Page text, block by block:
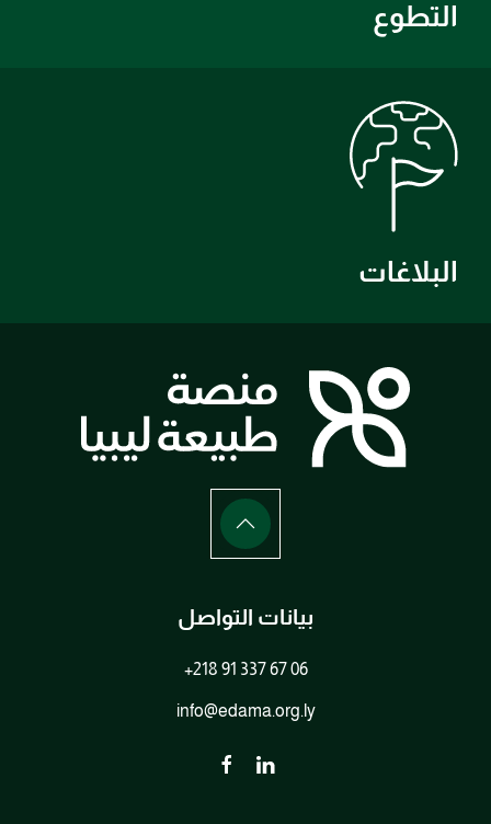
التطوع
البلاغات
بيانات التواصل
+218 91 337 67 06
info@edama.org.ly